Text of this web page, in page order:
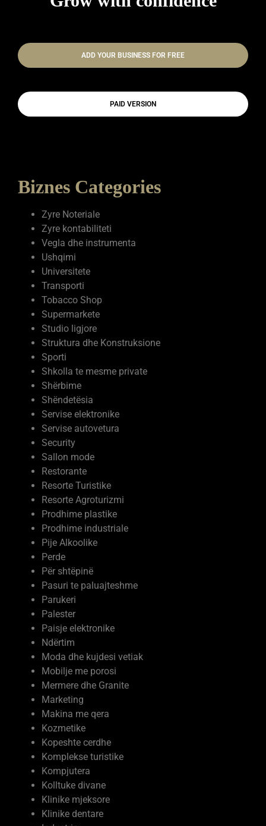
Biznes Categories
Zyre Noteriale
Zyre kontabiliteti
Vegla dhe instrumenta
Ushqimi
Universitete
Transporti
Tobacco Shop
Supermarkete
Studio ligjore
Struktura dhe Konstruksione
Sporti
Shkolla te mesme private
Shërbime
Shëndetësia
Servise elektronike
Servise autovetura
Security
Sallon mode
Restorante
Resorte Turistike
Resorte Agroturizmi
Prodhime plastike
Prodhime industriale
Pije Alkoolike
Perde
Për shtëpinë
Pasuri te paluajteshme
Parukeri
Palester
Paisje elektronike
Ndërtim
Moda dhe kujdesi vetiak
Mobilje me porosi
Mermere dhe Granite
Marketing
Makina me qera
Kozmetike
Kopeshte cerdhe
Komplekse turistike
Kompjutera
Kolltuke divane
Klinike mjeksore